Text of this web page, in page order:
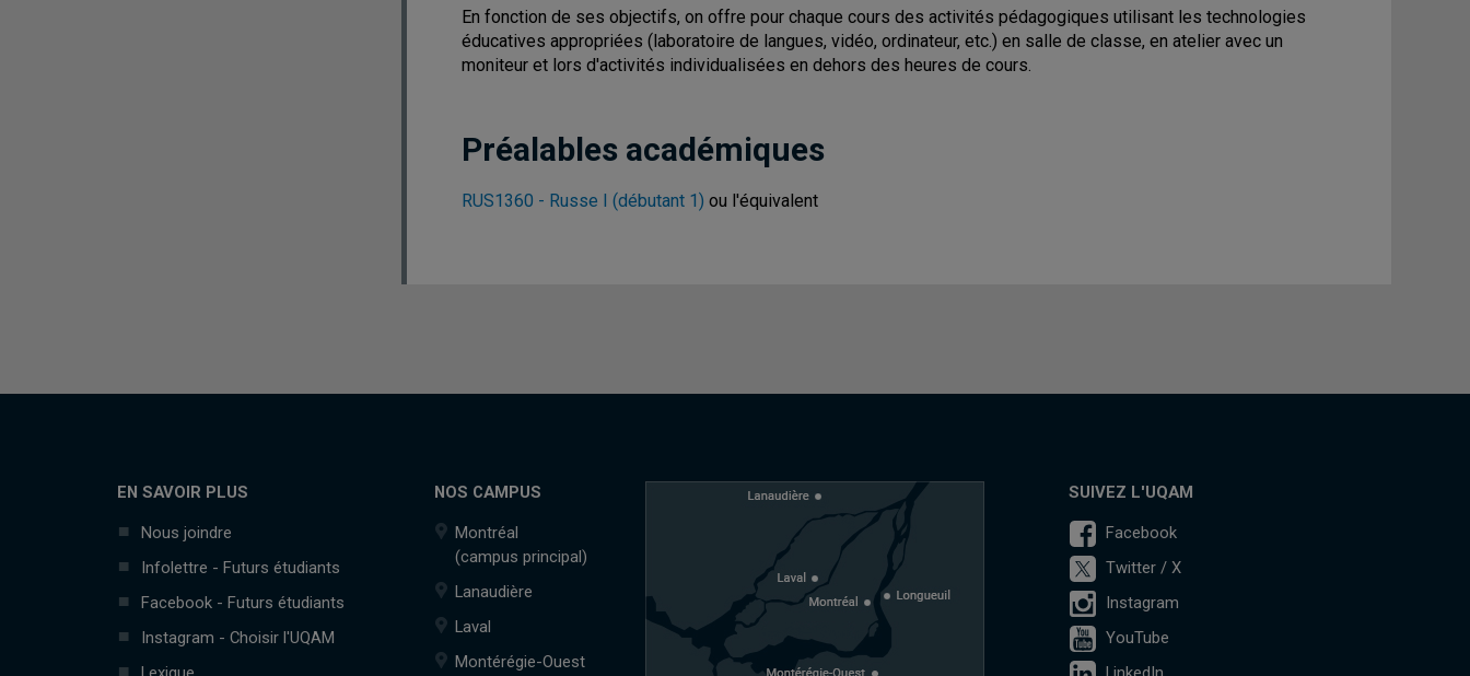
En fonction de ses objectifs, on offre pour chaque cours des activités pédagogiques utilisant les technologies
éducatives appropriées (laboratoire de langues, vidéo, ordinateur, etc.) en salle de classe, en atelier avec un
moniteur et lors d'activités individualisées en dehors des heures de cours.
Préalables académiques
RUS1360 - Russe I (débutant 1) ou l'équivalent
EN SAVOIR PLUS
Nous joindre
Infolettre - Futurs étudiants
Facebook - Futurs étudiants
Instagram - Choisir l'UQAM
NOS CAMPUS
Montréal
(campus principal)
Lanaudière
Laval
Montérégie-Ouest
SUIVEZ L'UQAM
Facebook
Twitter / X
Instagram
YouTube